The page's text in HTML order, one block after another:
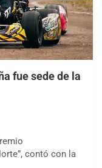
fue sede de la
contó con la